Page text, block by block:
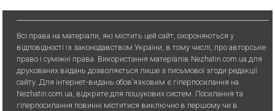
Всі права на матеріали, які містить цей сайт, охороняються у
відповідності із законодавством України, в тому числі, про авторське
право і суміжні права. Використання матерiалiв Nezhatin.com.ua для
друкованих видань дозволяється лише з письмової згоди редакції
сайту. Для iнтернет-видань обов’язковим є гiперпосилання на
Nezhatin.com.ua, відкрите для пошукових систем. Посилання та
гіперпосилання повинні міститися виключно в першому чи в